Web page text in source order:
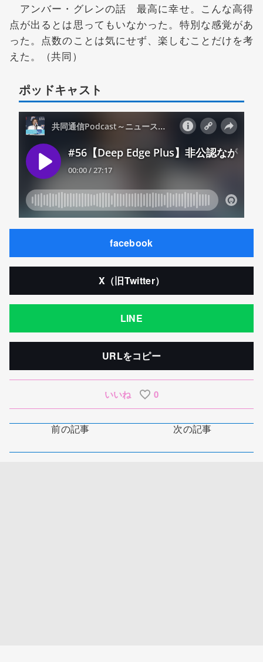
アンバー・グレンの話 最高に幸せ。こんな高得
点が出るとは思ってもいなかった。特別な感覚があ
った。点数のことは気にせず、楽しむことだけを考
えた。（共同）
ポッドキャスト
facebook
X（旧Twitter）
LINE
URLをコピー
いいね 0
前の記事 次の記事